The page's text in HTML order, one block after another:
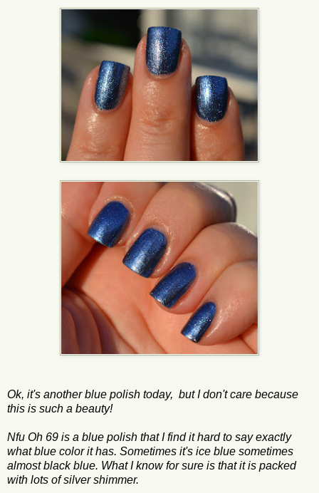
Ok, it's another blue polish today, but I don't care because
this is such a beauty!
Nfu Oh 69 is a blue polish that I find it hard to say exactly
what blue color it has. Sometimes it's ice blue sometimes
almost black blue. What I know for sure is that it is packed
with lots of silver shimmer.